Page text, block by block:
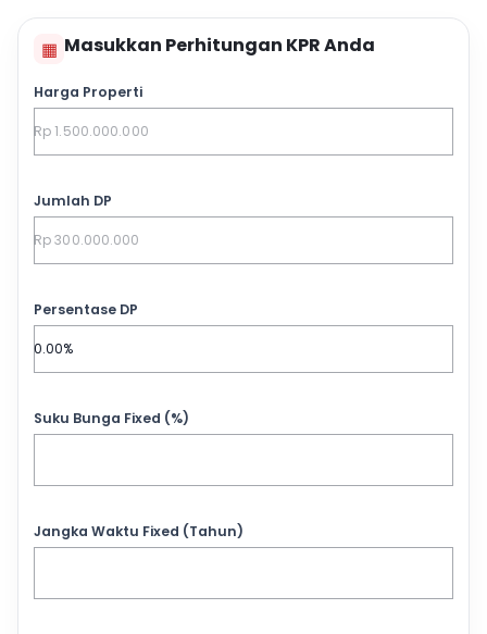
▦ Masukkan Perhitungan KPR Anda
Harga Properti
Jumlah DP
Persentase DP
Suku Bunga Fixed (%)
Jangka Waktu Fixed (Tahun)